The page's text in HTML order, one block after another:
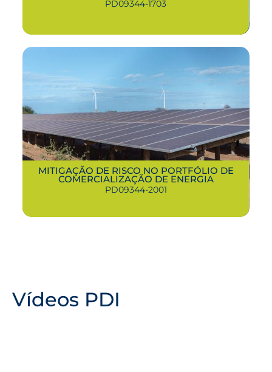
PD09344-1703
MITIGAÇÃO DE RISCO NO PORTFÓLIO DE
COMERCIALIZAÇÃO DE ENERGIA
PD09344-2001
Vídeos PDI